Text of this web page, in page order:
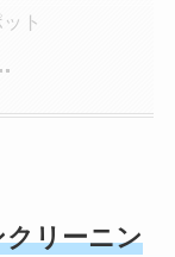
ト
リーニン